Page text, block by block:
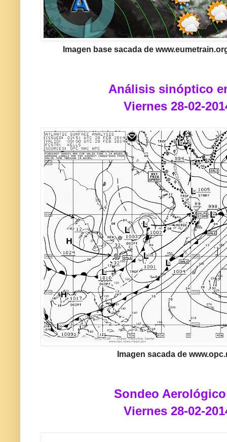
Imagen base sacada de
Análisis sinóptico
Viernes 28-02-
Imagen sacada de
Sondeo
Viernes 28-02-